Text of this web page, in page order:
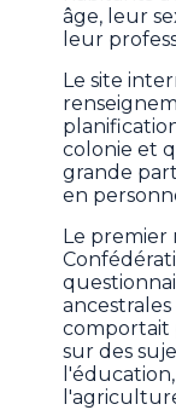
âge, leur
leur
Le site
colonie et
grande
en
Le premier
comportait
sur des